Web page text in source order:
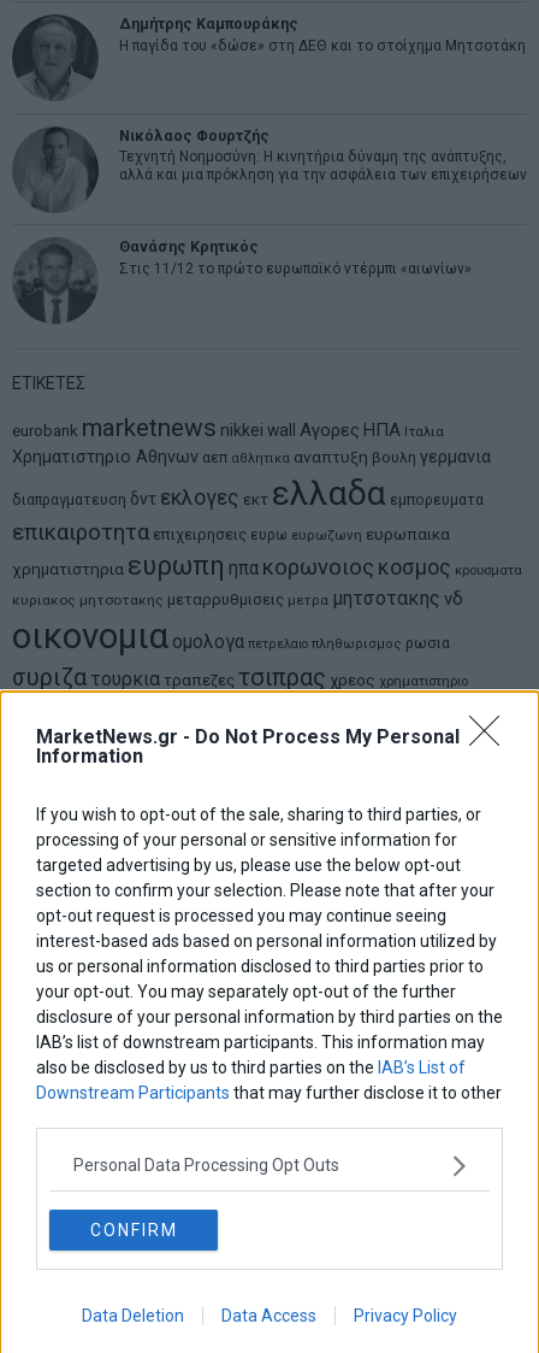
MarketNews.gr - Do Not Process My Personal
Information
If you wish to opt-out of the sale, sharing to third parties, or
processing of your personal or sensitive information for
targeted advertising by us, please use the below opt-out
section to confirm your selection. Please note that after your
opt-out request is processed you may continue seeing
interest-based ads based on personal information utilized by
us or personal information disclosed to third parties prior to
your opt-out. You may separately opt-out of the further
disclosure of your personal information by third parties on the
IAB’s list of downstream participants. This information may
also be disclosed by us to third parties on the IAB’s List of
Downstream Participants that may further disclose it to other
Personal Data Processing Opt Outs
CONFIRM
Data Deletion Data Access Privacy Policy
Δημήτρης Καμπουράκης
Η παγίδα του «δώσε» στη ΔΕΘ και το στοίχημα Μητσοτάκη
Νικόλαος Φουρτζής
Τεχνητή Νοημοσύνη: Η κινητήρια δύναμη της ανάπτυξης,
αλλά και μια πρόκληση για την ασφάλεια των επιχειρήσεων
Θανάσης Κρητικός
Στις 11/12 το πρώτο ευρωπαϊκό ντέρμπι «αιωνίων»
ΕΤΙΚΕΤΕΣ
eurobank marketnews nikkei wall Αγορες ΗΠΑ Ιταλια
Χρηματιστηριο Αθηνων αεπ αθλητικα αναπτυξη βουλη γερμανια
διαπραγματευση δντ εκλογες εκτ ελλαδα εμπορευματα
επικαιροτητα επιχειρησεις ευρω ευρωζωνη ευρωπαικα
χρηματιστηρια ευρωπη ηπα κορωνοιος κοσμος κρουσματα
κυριακος μητσοτακης μεταρρυθμισεις μετρα μητσοτακης νδ
οικονομια ομολογα πετρελαιο πληθωρισμος ρωσια
συριζα τουρκια τραπεζες τσιπρας χρεος χρηματιστηριο
LATEST FROM BLOG
Δυτική Αττική: Άμεση στήριξη σε πυρόπληκτους και
επιχειρήσεις